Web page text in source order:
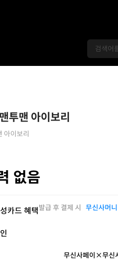
투맨 아이보리
아이보리
없음
카드 혜택발급 후 결제 시 무신사머
무신사페이×무신